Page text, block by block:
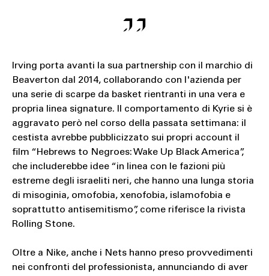
Irving porta avanti la sua partnership con il marchio di
Beaverton dal 2014, collaborando con l'azienda per
una serie di scarpe da basket rientranti in una vera e
propria linea signature. Il comportamento di Kyrie si è
aggravato però nel corso della passata settimana: il
cestista avrebbe pubblicizzato sui propri account il
film “Hebrews to Negroes: Wake Up Black America”,
che includerebbe idee “in linea con le fazioni più
estreme degli israeliti neri, che hanno una lunga storia
di misoginia, omofobia, xenofobia, islamofobia e
soprattutto antisemitismo”, come riferisce la rivista
Rolling Stone.
Oltre a Nike, anche i Nets hanno preso provvedimenti
nei confronti del professionista, annunciando di aver